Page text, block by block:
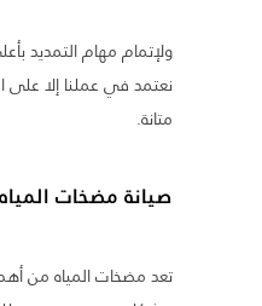
ولإتمام مهام التمديد
نعتمد في عملنا إلا على
متانة.
صيانة مضخات المياه
تعد مضخات المياه من